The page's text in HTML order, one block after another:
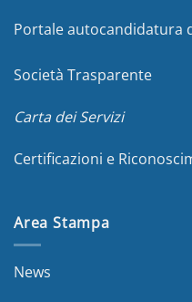
Portale autocandidatura
Società Trasparente
Carta dei Servizi
Certificazioni e
Area Stampa
News